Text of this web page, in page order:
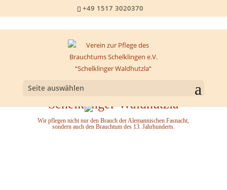
+49 1517 3020370
Seite auswählen
Willkommen beim Verein zur
Schelklingen e.V.
“Schelklinger Waldhutzla“
Wir pflegen nicht nur den Brauch der Alemannischen Fasnacht,
sondern auch den Brauchtum des 13. Jahrhunderts.